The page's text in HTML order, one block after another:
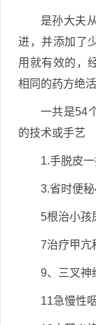
是孙大夫
进，并添加了
用就有效的，
相同的药方绝活
一共是54
的技术或手艺
1.手脱皮
3.省时便
5根治小孩
7治疗甲亢
9、三叉神
11急慢性